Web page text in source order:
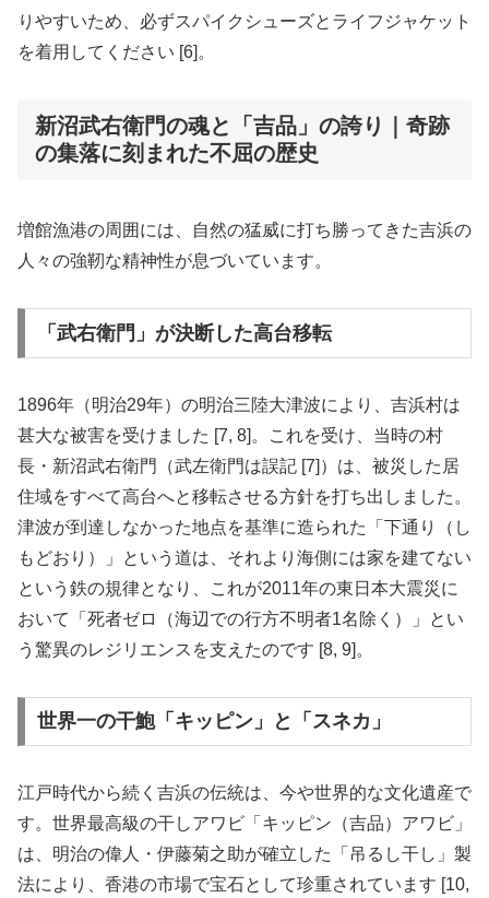
りやすいため、必ずスパイクシューズとライフジャケット
を着用してください [6]。
新沼武右衛門の魂と「吉品」の誇り｜奇跡
の集落に刻まれた不屈の歴史
増館漁港の周囲には、自然の猛威に打ち勝ってきた吉浜の
人々の強靭な精神性が息づいています。
「武右衛門」が決断した高台移転
1896年（明治29年）の明治三陸大津波により、吉浜村は
甚大な被害を受けました [7, 8]。これを受け、当時の村
長・新沼武右衛門（武左衛門は誤記 [7]）は、被災した居
住域をすべて高台へと移転させる方針を打ち出しました。
津波が到達しなかった地点を基準に造られた「下通り（し
もどおり）」という道は、それより海側には家を建てない
という鉄の規律となり、これが2011年の東日本大震災に
おいて「死者ゼロ（海辺での行方不明者1名除く）」とい
う驚異のレジリエンスを支えたのです [8, 9]。
世界一の干鮑「キッピン」と「スネカ」
江戸時代から続く吉浜の伝統は、今や世界的な文化遺産で
す。世界最高級の干しアワビ「キッピン（吉品）アワビ」
は、明治の偉人・伊藤菊之助が確立した「吊るし干し」製
法により、香港の市場で宝石として珍重されています [10,